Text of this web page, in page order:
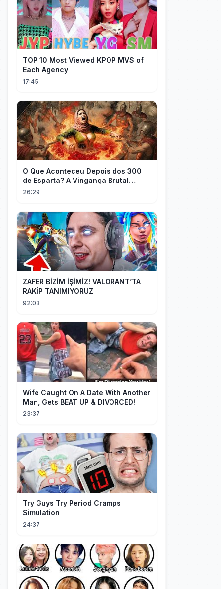
TOP 10 Most Viewed KPOP MVS of
Each Agency
17:45
O Que Aconteceu Depois dos 300
de Esparta? A Vingança Brutal
Contra os Persas
26:29
ZAFER BİZİM İŞİMİZ! VALORANT’TA
RAKİP TANIMIYORUZ
92:03
Wife Caught On A Date With Another
Man, Gets BEAT UP & DIVORCED!
23:37
Try Guys Try Period Cramps
Simulation
24:37